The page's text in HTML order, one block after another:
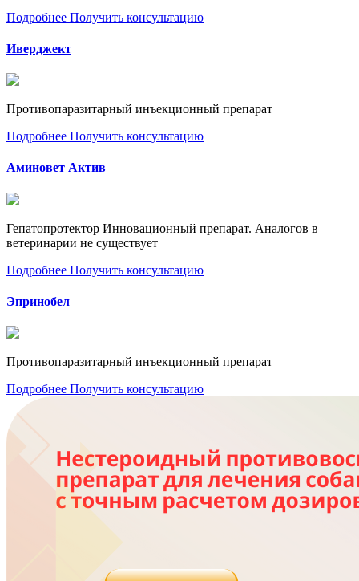
Подробнее Получить консультацию
Иверджект
Противопаразитарный инъекционный препарат
Подробнее Получить консультацию
Аминовет Актив
Гепатопротектор Инновационный препарат. Аналогов в
ветеринарии не существует
Подробнее Получить консультацию
Эпринобел
Противопаразитарный инъекционный препарат
Подробнее Получить консультацию